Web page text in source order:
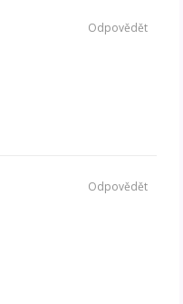
Odpovědět
Odpovědět